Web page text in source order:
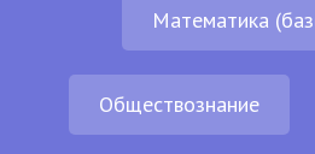
Математика
Обществознание